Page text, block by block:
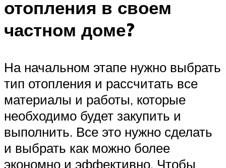
отопления в своем
частном доме?
На начальном этапе нужно выбрать
тип отопления и рассчитать все
материалы и работы, которые
необходимо будет закупить и
выполнить. Все это нужно сделать
и выбрать как можно более
экономно и эффективно. Чтобы